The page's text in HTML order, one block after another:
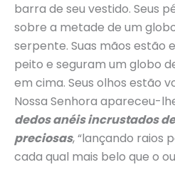
barra de seu vestido. Seus
sobre a metade de um
serpente. Suas mãos estão
peito e seguram um globo
em cima. Seus olhos estão
Nossa Senhora apareceu-
dedos anéis incrustados
preciosas, “lançando raios
cada qual mais belo que o